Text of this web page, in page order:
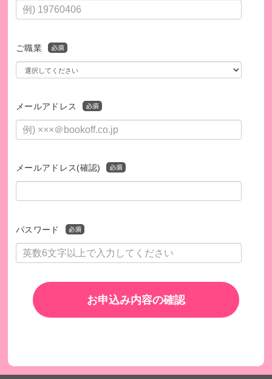
NPO法人アスリード公式HP
https://aslead.org/
領収書の発行をご希望の方は、以下の内容をご記入のうえ、i
nfo@aslead.org までご連絡ください。
・お名前
・ご寄付いただいた日付
・領収書の送付先ご住所
領収書のお届けは、ブックオフコーポレーション株式会社か
カ月程度かかります。
また、領収書の日付は、アスリードへ入金された日で発行す
るため、実際に寄付された日と異なりますので、ご了承くだ
ご職業
メールアドレス
メールアドレス(確認)
パスワード
お申込み内容の確認